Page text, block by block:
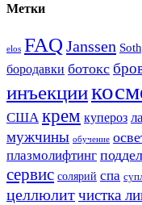
Метки
elos FAQ Janssen
бородавки ботокс
инъекции
США крем купероз
мужчины обучение
плазмолифтинг
сервис солярий спа
целлюлитчистка